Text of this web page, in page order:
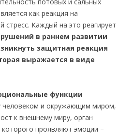
потовых и сальных
как реакция на
стресс. Каждый на это реагирует
в раннем развитии
защитная реакция
выражается в виде
функции
человеком и окружающим миром,
к внешнему миру, орган
проявляют эмоции –